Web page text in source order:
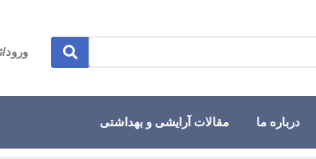
درباره ما مقالات آرایشی و بهداشتی